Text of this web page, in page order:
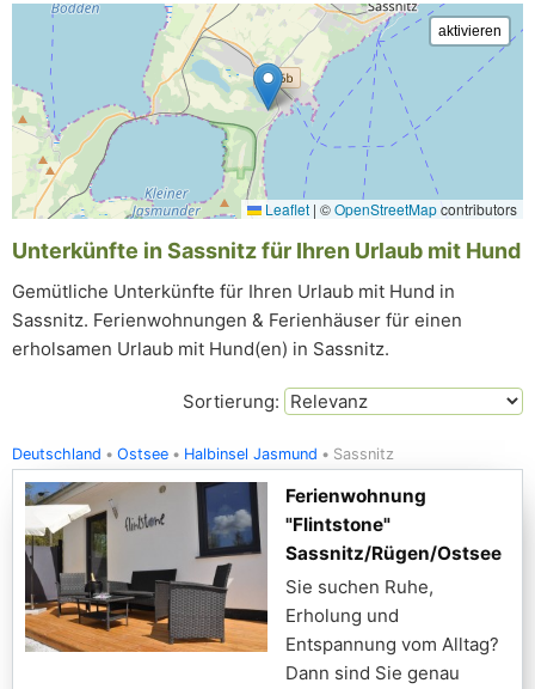
Leaflet | ©OpenStreetMapcontributors
Unterkünfte in Sassnitz für Ihren Urlaub mit Hund
Gemütliche Unterkünfte für Ihren Urlaub mit Hund in
Sassnitz. Ferienwohnungen & Ferienhäuser für einen
erholsamen Urlaub mit Hund(en) in Sassnitz.
Sortierung:
Deutschland Ostsee Halbinsel Jasmund Sassnitz
Ferienwohnung
"Flintstone"
Sassnitz/Rügen/Ostsee
Sie suchen Ruhe,
Erholung und
Entspannung vom Alltag?
Dann sind Sie genau